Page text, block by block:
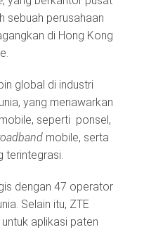
sebuah perusahaan
di Hong Kong
global di industri
yang menawarkan
seperti ponsel,
mobile, serta
terintegrasi.
dengan 47 operator
Selain itu, ZTE
aplikasi paten